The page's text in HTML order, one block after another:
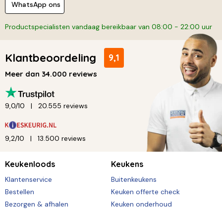
WhatsApp ons
Productspecialisten vandaag bereikbaar van 08:00 - 22:00 uur
Klantbeoordeling 9,1
Meer dan 34.000 reviews
9,0/10 20.555 reviews
9,2/10 13.500 reviews
Keukenloods
Klantenservice
Bestellen
Bezorgen & afhalen
Keukens
Buitenkeukens
Keuken offerte check
Keuken onderhoud